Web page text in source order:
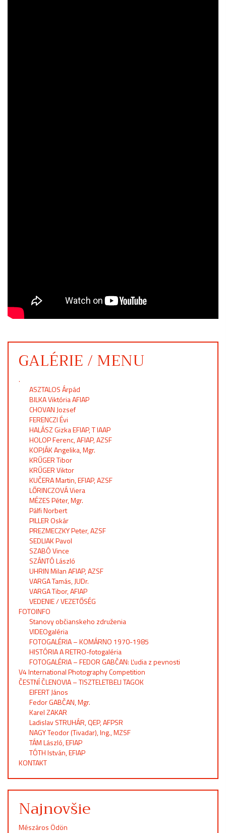
GALÉRIE / MENU
.
ASZTALOS Árpád
BILKA Viktória AFIAP
CHOVAN Jozsef
FERENCZI Évi
HALÁSZ Gizka EFIAP, T IAAP
HOLOP Ferenc, AFIAP, AZSF
KOPJÁK Angelika, Mgr.
KRŰGER Tibor
KRŰGER Viktor
KUČERA Martin, EFIAP, AZSF
LŐRINCZOVÁ Viera
MÉZES Péter, Mgr.
Pálfi Norbert
PILLER Oskár
PREZMECZKY Peter, AZSF
SEDLIAK Pavol
SZABÓ Vince
SZÁNTÓ László
UHRIN Milan AFIAP, AZSF
VARGA Tamás, JUDr.
VARGA Tibor, AFIAP
VEDENIE / VEZETŐSÉG
FOTOINFO
Stanovy občianskeho združenia
VIDEOgaléria
FOTOGALÉRIA – KOMÁRNO 1970-1985
HISTÓRIA A RETRO-fotogaléria
FOTOGALÉRIA – FEDOR GABČAN: Ľudia z pevnosti
V4 International Photography Competition
ČESTNÍ ČLENOVIA – TISZTELETBELI TAGOK
EIFERT János
Fedor GABČAN, Mgr.
Karel ZAKAR
Ladislav STRUHÁR, QEP, AFPSR
NAGY Teodor (Tivadar), Ing., MZSF
TÁM László, EFIAP
TÓTH István, EFIAP
KONTAKT
Najnovšie
Mészáros Ödön